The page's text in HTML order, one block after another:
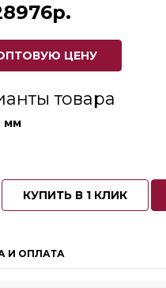
ЦЕНУ
товара
мм
КУПИТЬ В 1 КЛИК
И ОПЛАТА